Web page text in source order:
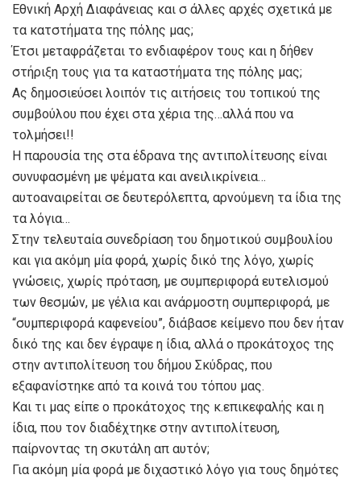
Εθνική Αρχή Διαφάνειας και σ άλλες αρχές σχετικά με
τα κατστήματα της πόλης μας;
Έτσι μεταφράζεται το ενδιαφέρον τους και η δήθεν
στήριξη τους για τα καταστήματα της πόλης μας;
Ας δημοσιεύσει λοιπόν τις αιτήσεις του τοπικού της
συμβούλου που έχει στα χέρια της…αλλά που να
τολμήσει!!
Η παρουσία της στα έδρανα της αντιπολίτευσης είναι
συνυφασμένη με ψέματα και ανειλικρίνεια…
αυτοαναιρείται σε δευτερόλεπτα, αρνούμενη τα ίδια της
τα λόγια…
Στην τελευταία συνεδρίαση του δημοτικού συμβουλίου
και για ακόμη μία φορά, χωρίς δικό της λόγο, χωρίς
γνώσεις, χωρίς πρόταση, με συμπεριφορά ευτελισμού
των θεσμών, με γέλια και ανάρμοστη συμπεριφορά, με
“συμπεριφορά καφενείου”, διάβασε κείμενο που δεν ήταν
δικό της και δεν έγραψε η ίδια, αλλά ο προκάτοχος της
στην αντιπολίτευση του δήμου Σκύδρας, που
εξαφανίστηκε από τα κοινά του τόπου μας.
Και τι μας είπε ο προκάτοχος της κ.επικεφαλής και η
ίδια, που τον διαδέχτηκε στην αντιπολίτευση,
παίρνοντας τη σκυτάλη απ αυτόν;
Για ακόμη μία φορά με διχαστικό λόγο για τους δημότες